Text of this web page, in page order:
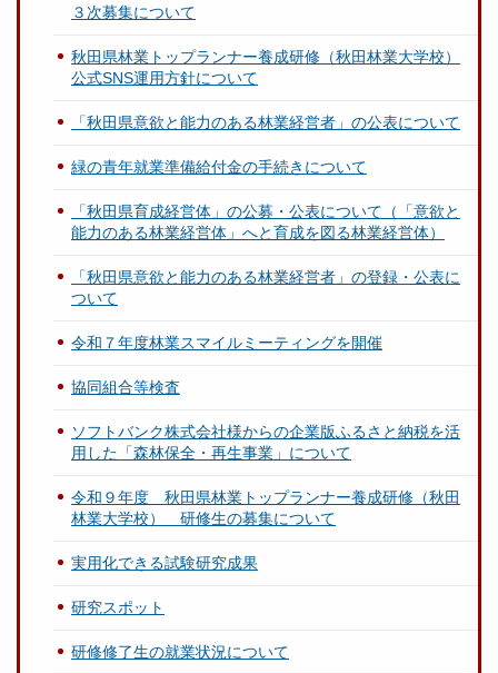
３次募集について
秋田県林業トップランナー養成研修（秋田林業大学校）
公式SNS運用方針について
「秋田県意欲と能力のある林業経営者」の公表について
緑の青年就業準備給付金の手続きについて
「秋田県育成経営体」の公募・公表について（「意欲と
能力のある林業経営体」へと育成を図る林業経営体）
「秋田県意欲と能力のある林業経営者」の登録・公表に
ついて
令和７年度林業スマイルミーティングを開催
協同組合等検査
ソフトバンク株式会社様からの企業版ふるさと納税を活
用した「森林保全・再生事業」について
令和９年度 秋田県林業トップランナー養成研修（秋田
林業大学校） 研修生の募集について
実用化できる試験研究成果
研究スポット
研修修了生の就業状況について